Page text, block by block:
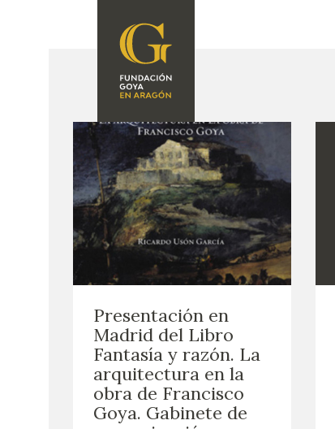
FUNDACIÓN
CENTRO DE
INVESTIGACIÓN Y
DOCUMENTACIÓN
ACCIÓN
CORPORATIVA
SEDE
CONTACTO
ACTIVIDADES
Presentación en
Madrid del Libro
Fantasía y razón. La
arquitectura en la
obra de Francisco
Goya. Gabinete de